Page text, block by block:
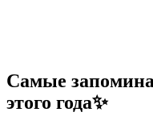
Самые
этого года✨